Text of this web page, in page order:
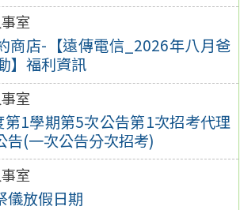
室
商店-【遠傳電信_2026年八月爸
】福利資訊
室
1學期第5次公告第1次招考代理
告(一次公告分次招考)
室
儀放假日期